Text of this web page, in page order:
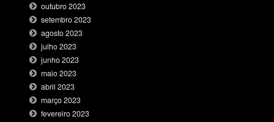
outubro 2023
setembro 2023
agosto 2023
julho 2023
junho 2023
maio 2023
abril 2023
março 2023
fevereiro 2023